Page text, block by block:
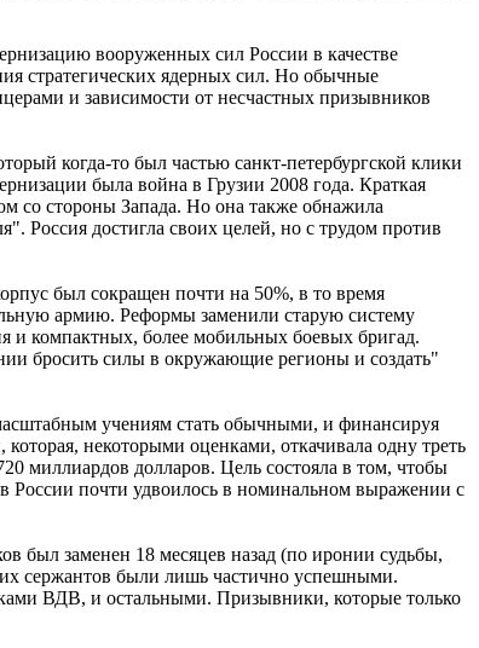
вооруженных сил России в качестве
стратегических ядерных сил. Но обычные
и зависимости от несчастных призывников
когда-то был частью санкт-петербургской клики
была война в Грузии 2008 года. Краткая
со стороны Запада. Но она также обнажила
Россия достигла своих целей, но с трудом против
был сокращен почти на 50%, в то время
армию. Реформы заменили старую систему
и компактных, более мобильных боевых бригад.
бросить силы в окружающие регионы и создать"
учениям стать обычными, и финансируя
некоторыми оценками, откачивала одну треть
миллиардов долларов. Цель состояла в том, чтобы
России почти удвоилось в номинальном выражении с
был заменен 18 месяцев назад (по иронии судьбы,
сержантов были лишь частично успешными.
ВДВ, и остальными. Призывники, которые только